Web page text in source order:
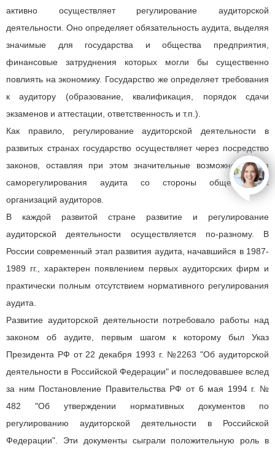
активно осуществляет регулирование аудиторской
деятельности. Оно определяет обязательность аудита, выделяя
значимые для государства и общества предприятия,
финансовые затруднения которых могли бы существенно
повлиять на экономику. Государство же определяет требования
к аудитору (образование, квалификация, порядок сдачи
экзаменов и аттестации, ответственность и т.п.).
Как правило, регулирование аудиторской деятельности в
развитых странах государство осуществляет через посредство
законов, оставляя при этом значительные возможности для
саморегулирования аудита со стороны общественных
организаций аудиторов.
В каждой развитой стране развитие и регулирование
аудиторской деятельности осуществляется по-разному. В
России современный этап развития аудита, начавшийся в 1987-
1989 гг., характерен появлением первых аудиторских фирм и
практически полным отсутствием нормативного регулирования
аудита.
Развитие аудиторской деятельности потребовало работы над
законом об аудите, первым шагом к которому был Указ
Президента РФ от 22 декабря 1993 г. №2263 "Об аудиторской
деятельности в Российской Федерации" и последовавшее вслед
за ним Постановление Правительства РФ от 6 мая 1994 г. №
482 "Об утверждении нормативных документов по
регулированию аудиторской деятельности в Российской
Федерации". Эти документы сыграли положительную роль в
open